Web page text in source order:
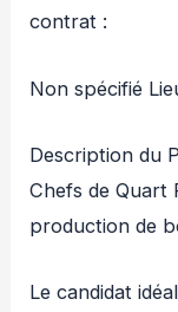
contrat :
Non spécifié
Description du
Chefs de
production de
Le candidat